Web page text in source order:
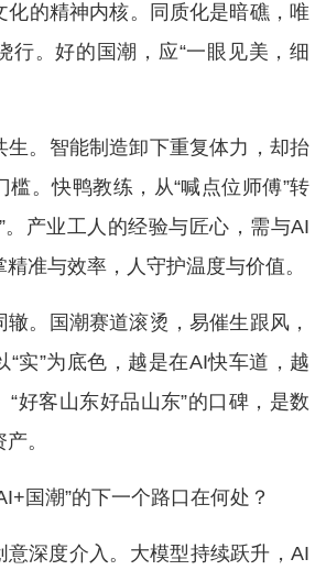
化的精神内核。同质化是暗礁，唯
行。好的国潮，应“一眼见美，细
生。智能制造卸下重复体力，却抬
槛。快鸭教练，从“喊点位师傅”转
。产业工人的经验与匠心，需与AI
准与效率，人守护温度与价值。
辙。国潮赛道滚烫，易催生跟风，
“实”为底色，越是在AI快车道，越
“好客山东好品山东”的口碑，是数
。
国潮”的下一个路口在何处？
意深度介入。大模型持续跃升，AI